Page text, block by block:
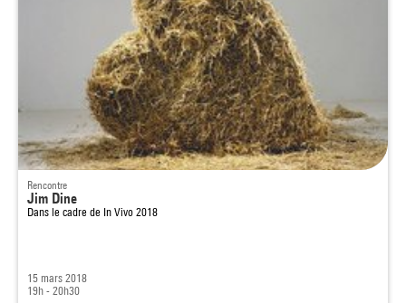
Rencontre
Jim Dine
Dans le cadre de In Vivo 2018
15 mars 2018
19h - 20h30